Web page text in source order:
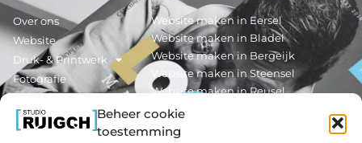
Beheer cookie
toestemming
Over ons
Website
Druk- & Printwerk
Fotografie
Contact
Website maken in Eersel
Website maken in Bladel
Website maken in Bergeijk
Website maken in Steensel
Website maken in Reusel
Reclamedrukwerk maken in Eersel